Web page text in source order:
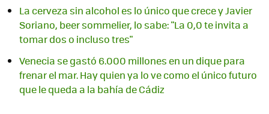
La cerveza sin alcohol es lo único que crece y Javier
Soriano, beer sommelier, lo sabe: "La 0,0 te invita a
tomar dos o incluso tres"
Venecia se gastó 6.000 millones en un dique para
frenar el mar. Hay quien ya lo ve como el único futuro
que le queda a la bahía de Cádiz